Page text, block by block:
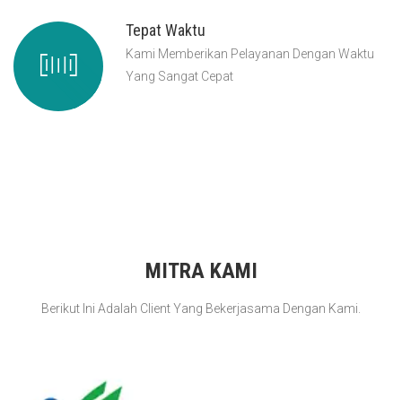
Tepat Waktu
Kami Memberikan Pelayanan Dengan Waktu
Yang Sangat Cepat
MITRA KAMI
Berikut Ini Adalah Client Yang Bekerjasama Dengan Kami.